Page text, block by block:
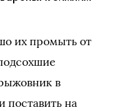
их промыть от
в
поставить на